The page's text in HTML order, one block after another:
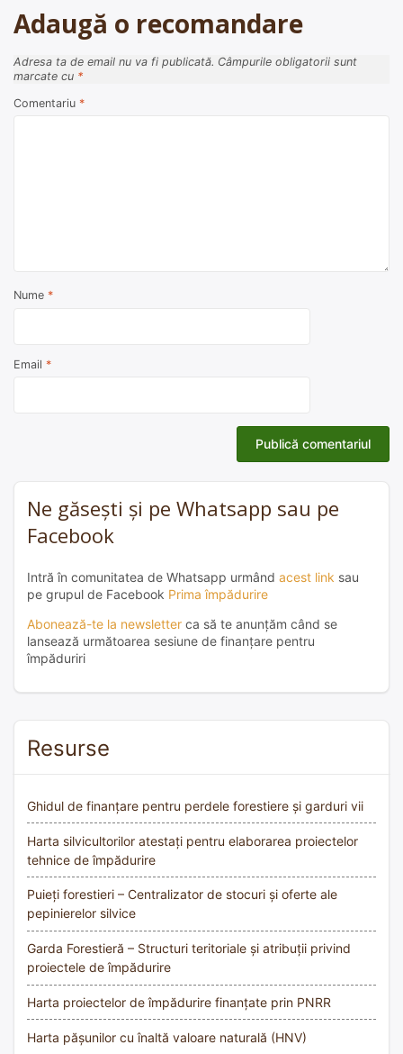
Adaugă o recomandare
Adresa ta de email nu va fi publicată. Câmpurile obligatorii sunt
marcate cu *
Comentariu *
Nume *
Email *
Ne găsești și pe Whatsapp sau pe
Facebook
Intră în comunitatea de Whatsapp urmând acest link sau
pe grupul de Facebook Prima împădurire
Abonează-te la newsletter ca să te anunțăm când se
lansează următoarea sesiune de finanțare pentru
împăduriri
Resurse
Ghidul de finanțare pentru perdele forestiere și garduri vii
Harta silvicultorilor atestați pentru elaborarea proiectelor
tehnice de împădurire
Puieți forestieri – Centralizator de stocuri și oferte ale
pepinierelor silvice
Garda Forestieră – Structuri teritoriale și atribuții privind
proiectele de împădurire
Harta proiectelor de împădurire finanțate prin PNRR
Harta pășunilor cu înaltă valoare naturală (HNV)